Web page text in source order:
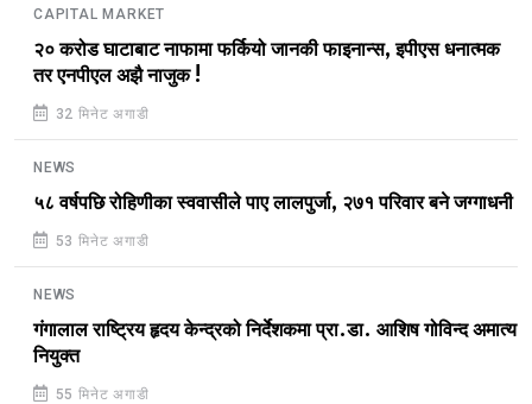
CAPITAL MARKET
२० करोड घाटाबाट नाफामा फर्कियो जानकी फाइनान्स, इपीएस धनात्मक
तर एनपीएल अझै नाजुक !
32 मिनेट अगाडी
NEWS
५८ वर्षपछि रोहिणीका स्ववासीले पाए लालपुर्जा, २७१ परिवार बने जग्गाधनी
53 मिनेट अगाडी
NEWS
गंगालाल राष्ट्रिय हृदय केन्द्रको निर्देशकमा प्रा.डा. आशिष गोविन्द अमात्य
नियुक्त
55 मिनेट अगाडी